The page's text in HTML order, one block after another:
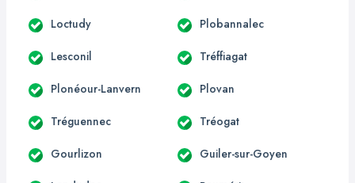
Loctudy Plobannalec
Lesconil Tréffiagat
Plonéour-Lanvern Plovan
Tréguennec Tréogat
Gourlizon Guiler-sur-Goyen